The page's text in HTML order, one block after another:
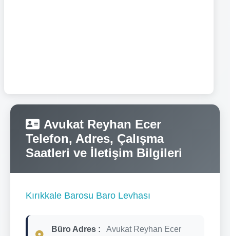
Avukat Reyhan Ecer
Telefon, Adres, Çalışma
Saatleri ve İletişim Bilgileri
Kırıkkale Barosu Baro Levhası
Büro Adres :
Avukat Reyhan Ecer